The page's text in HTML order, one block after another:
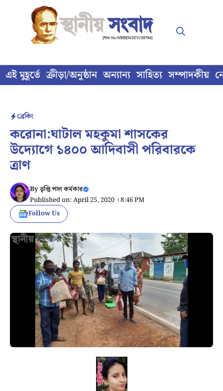
content
এই মুহূর্তে ক্রীড়া/অনুষ্ঠান অন্যান্য সাহিত্য সম্পাদকীয়
ব্রেকিং
করোনা:ঘাটাল মহকুমা শাসকের
উদ্যোগে ১৪০০ আদিবাসী পরিবারকে
ত্রাণ
Byতৃপ্তি পাল কর্মকার
Published on: April 25, 2020 । 8:46 PM
Follow Us